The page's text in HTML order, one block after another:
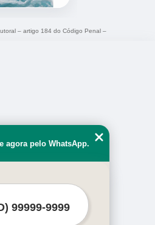
– artigo 184 do Código Penal –
agora pelo WhatsApp.